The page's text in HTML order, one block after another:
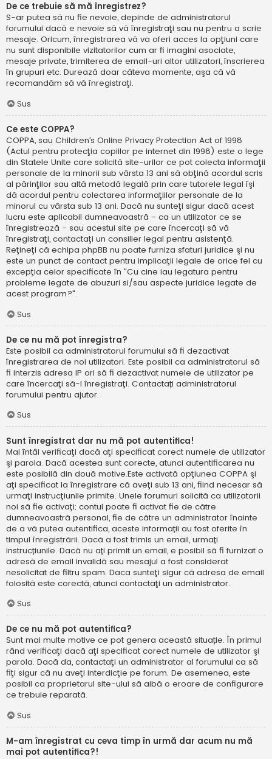
De ce trebuie să mă înregistrez?
S-ar putea să nu fie nevoie, depinde de administratorul
forumului dacă e nevoie să vă înregistraţi sau nu pentru a scrie
mesaje. Oricum, înregistrarea vă va oferi acces la opţiuni care
nu sunt disponibile vizitatorilor cum ar fi imagini asociate,
mesaje private, trimiterea de email-uri altor utilizatori, înscrierea
în grupuri etc. Durează doar câteva momente, aşa că vă
recomandăm să vă înregistraţi.
Sus
Ce este COPPA?
COPPA, sau Children’s Online Privacy Protection Act of 1998
(Actul pentru protecţia copiilor pe internet din 1998) este o lege
din Statele Unite care solicită site-urilor ce pot colecta informaţii
personale de la minorii sub vârsta 13 ani să obţină acordul scris
al părinţilor sau altă metodă legală prin care tutorele legal îşi
dă acordul pentru colectarea informaţiilor personale de la
minorul cu vârsta sub 13 ani. Dacă nu sunteţi sigur dacă acest
lucru este aplicabil dumneavoastră - ca un utilizator ce se
înregistrează - sau acestui site pe care încercaţi să vă
înregistraţi, contactaţi un consilier legal pentru asistenţă.
Reţineţi că echipa phpBB nu poate furniza sfaturi juridice şi nu
este un punct de contact pentru implicaţii legale de orice fel cu
excepţia celor specificate în "Cu cine iau legatura pentru
probleme legate de abuzuri si/sau aspecte juridice legate de
acest program?".
Sus
De ce nu mă pot înregistra?
Este posibil ca administratorul forumului să fi dezactivat
înregistrarea de noi utilizatori. Este posibil ca administratorul să
fi interzis adresa IP ori să fi dezactivat numele de utilizator pe
care încercaţi să-l înregistraţi. Contactați administratorul
forumului pentru ajutor.
Sus
Sunt înregistrat dar nu mă pot autentifica!
Mai întâi verificaţi dacă aţi specificat corect numele de utilizator
şi parola. Dacă acestea sunt corecte, atunci autentificarea nu
este posibilă din două motive.Este activată opţiunea COPPA şi
aţi specificat la înregistrare că aveţi sub 13 ani, fiind necesar să
urmaţi instrucţiunile primite. Unele forumuri solicită ca utilizatorii
noi să fie activaţi; contul poate fi activat fie de către
dumneavoastră personal, fie de către un administrator înainte
de a vă putea autentifica, aceste informații au fost oferite în
timpul înregistrării. Dacă a fost trimis un email, urmați
instrucțiunile. Dacă nu ați primit un email, e posibil să fi furnizat o
adresă de email invalidă sau mesajul a fost considerat
nesolicitat de filtru spam. Daca sunteţi sigur că adresa de email
folosită este corectă, atunci contactaţi un administrator.
Sus
De ce nu mă pot autentifica?
Sunt mai multe motive ce pot genera această situație. În primul
rând verificaţi dacă aţi specificat corect numele de utilizator şi
parola. Dacă da, contactaţi un administrator al forumului ca să
fiţi sigur că nu aveţi interdicţie pe forum. De asemenea, este
posibil ca proprietarul site-ului să aibă o eroare de configurare
ce trebuie reparată.
Sus
M-am înregistrat cu ceva timp în urmă dar acum nu mă
mai pot autentifica?!